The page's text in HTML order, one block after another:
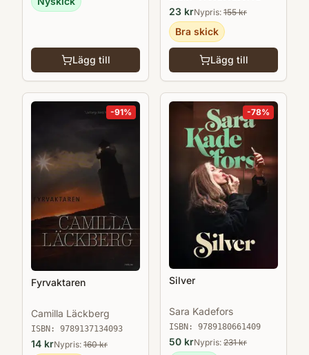
Lägg till
23 krNypris: 155kr
Bra skick
Lägg till
-91%
Fyrvaktaren
Camilla Läckberg
ISBN: 9789137134093
14 krNypris: 160kr
-78%
Silver
Sara Kadefors
ISBN: 9789180661409
50 krNypris: 231kr